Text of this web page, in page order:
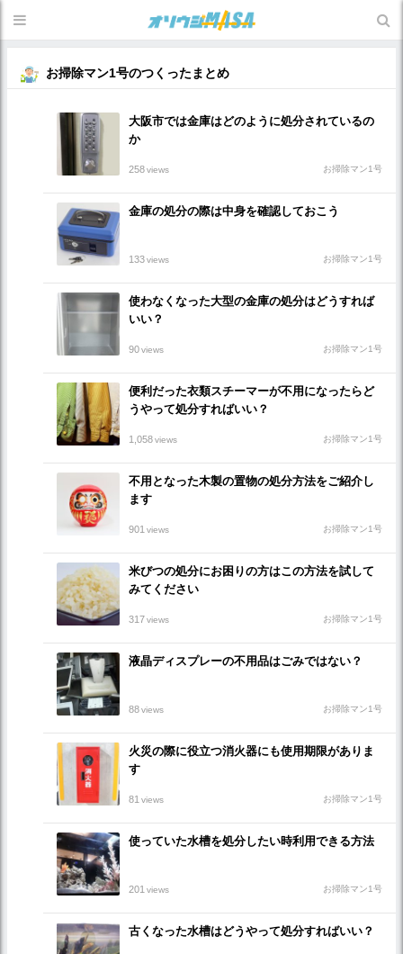
お掃除マン1号のつくったまとめ
大阪市では金庫はどのように処分されているの
か
258views お掃除マン1号
金庫の処分の際は中身を確認しておこう
133views お掃除マン1号
使わなくなった大型の金庫の処分はどうすれば
いい？
90views お掃除マン1号
便利だった衣類スチーマーが不用になったらど
うやって処分すればいい？
1,058views お掃除マン1号
不用となった木製の置物の処分方法をご紹介し
ます
901 views お掃除マン1号
米びつの処分にお困りの方はこの方法を試して
みてください
317views お掃除マン1号
液晶ディスプレーの不用品はごみではない？
88views お掃除マン1号
火災の際に役立つ消火器にも使用期限がありま
す
81 views お掃除マン1号
使っていた水槽を処分したい時利用できる方法
201 views お掃除マン1号
古くなった水槽はどうやって処分すればいい？